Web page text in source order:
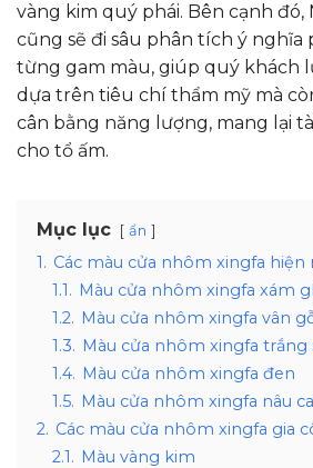
vàng kim quý phái. Bên cạnh đó,
cũng sẽ đi sâu phân tích ý nghĩa
từng gam màu, giúp quý khách
dựa trên tiêu chí thẩm mỹ mà
cân bằng năng lượng, mang lại
cho tổ ấm.
Mục lục ẩn
1. Các màu cửa nhôm xingfa hiện
1.1. Màu cửa nhôm xingfa xám
1.2. Màu cửa nhôm xingfa vân
1.3. Màu cửa nhôm xingfa trắng
1.4. Màu cửa nhôm xingfa đen
1.5. Màu cửa nhôm xingfa nâu
2. Các màu cửa nhôm xingfa gia
2.1. Màu vàng kim